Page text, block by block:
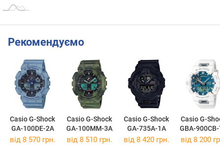
Рекомендуємо
Casio G-Shock
GA-100DE-2A
Casio G-Shock
GA-100MM-3A
Casio G-Shock
GA-735A-1A
Casio G-
GBA-
від 8 570 грн. від 8 510 грн. від 8 420 грн. від 8 200